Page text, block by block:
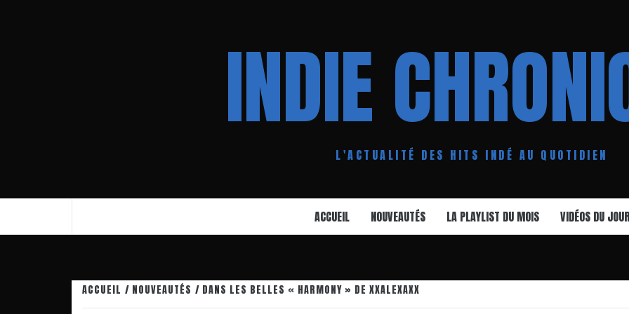
INDIE
L'ACTUALITÉ DES HITS INDÉ AU QUOTIDIEN
ACCUEIL NOUVEAUTÉS LA PLAYLIST DU MOIS VIDÉOS DU JOUR
ACCUEIL NOUVEAUTÉS DANS LES BELLES « HARMONY » DE XXALEXAXX